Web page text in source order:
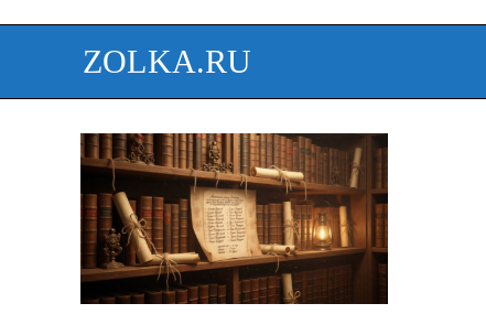
ZOLKA.RU